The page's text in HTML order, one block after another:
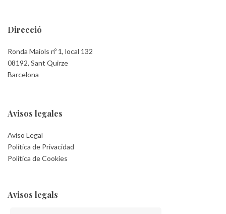
Direcció
Ronda Maiols nº 1, local 132
08192, Sant Quirze
Barcelona
Avisos legales
Aviso Legal
Política de Privacidad
Política de Cookies
Avisos legals